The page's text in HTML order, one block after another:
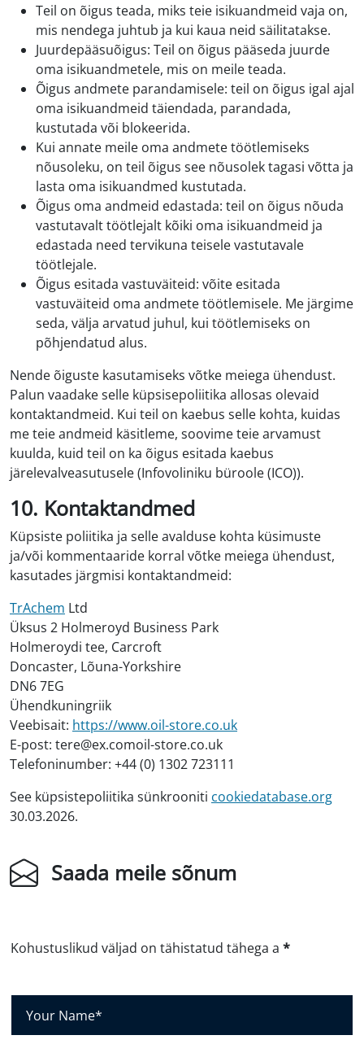
Teil on õigus teada, miks teie isikuandmeid vaja on,
mis nendega juhtub ja kui kaua neid säilitatakse.
Juurdepääsuõigus: Teil on õigus pääseda juurde
oma isikuandmetele, mis on meile teada.
Õigus andmete parandamisele: teil on õigus igal ajal
oma isikuandmeid täiendada, parandada,
kustutada või blokeerida.
Kui annate meile oma andmete töötlemiseks
nõusoleku, on teil õigus see nõusolek tagasi võtta ja
lasta oma isikuandmed kustutada.
Õigus oma andmeid edastada: teil on õigus nõuda
vastutavalt töötlejalt kõiki oma isikuandmeid ja
edastada need tervikuna teisele vastutavale
töötlejale.
Õigus esitada vastuväiteid: võite esitada
vastuväiteid oma andmete töötlemisele. Me järgime
seda, välja arvatud juhul, kui töötlemiseks on
põhjendatud alus.
Nende õiguste kasutamiseks võtke meiega ühendust.
Palun vaadake selle küpsisepoliitika allosas olevaid
kontaktandmeid. Kui teil on kaebus selle kohta, kuidas
me teie andmeid käsitleme, soovime teie arvamust
kuulda, kuid teil on ka õigus esitada kaebus
järelevalveasutusele (Infovoliniku büroole (ICO)).
10. Kontaktandmed
Küpsiste poliitika ja selle avalduse kohta küsimuste
ja/või kommentaaride korral võtke meiega ühendust,
kasutades järgmisi kontaktandmeid:
TrAchem Ltd
Üksus 2 Holmeroyd Business Park
Holmeroydi tee, Carcroft
Doncaster, Lõuna-Yorkshire
DN6 7EG
Ühendkuningriik
Veebisait: https://www.oil-store.co.uk
E-post: tere@ex.comoil-store.co.uk
Telefoninumber: +44 (0) 1302 723111
See küpsistepoliitika sünkrooniti cookiedatabase.org
30.03.2026.
Saada meile sõnum
Kohustuslikud väljad on tähistatud tähega a *